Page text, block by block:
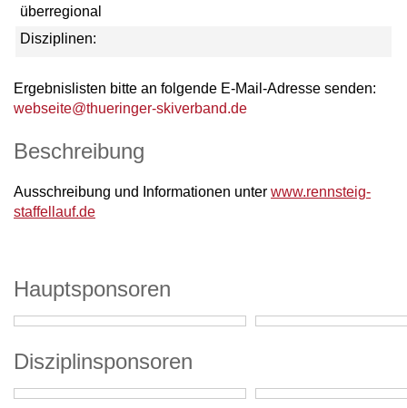
überregional
Disziplinen:
Ergebnislisten bitte an folgende E-Mail-Adresse senden:
webseite@thueringer-skiverband.de
Beschreibung
Ausschreibung und Informationen unter www.rennsteig-
staffellauf.de
Hauptsponsoren
Disziplinsponsoren